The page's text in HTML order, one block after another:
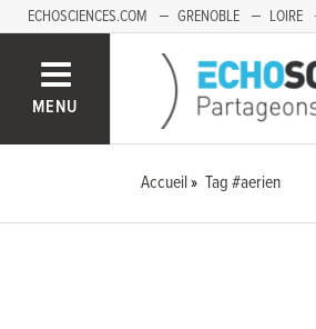
ECHOSCIENCES.COM GRENOBLE LOIRE
MENU
Accueil Tag #aerien